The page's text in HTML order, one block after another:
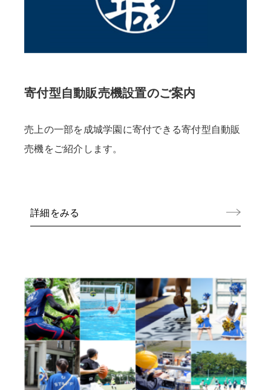
寄付型自動販売機設置のご案内
売上の一部を成城学園に寄付できる寄付型自動販
売機をご紹介します。
詳細をみる